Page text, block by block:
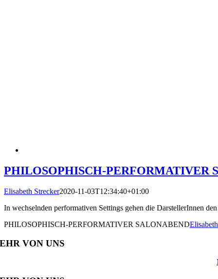
PHILOSOPHISCH-PERFORMATIVER
Elisabeth Strecker2020-11-03T12:34:40+01:00
In wechselnden performativen Settings gehen die DarstellerInnen
PHILOSOPHISCH-PERFORMATIVER SALONABEND
VON UNS